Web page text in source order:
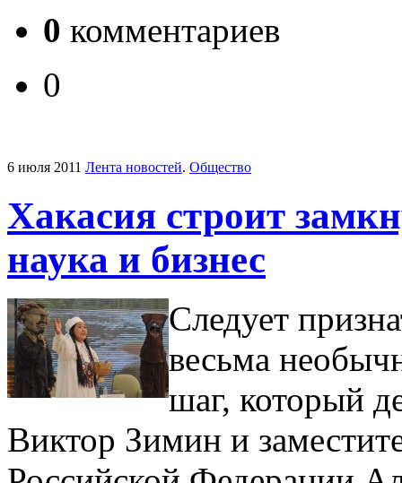
0 комментариев
0
6 июля 2011 Лента новостей. Общество
Хакасия строит
наука и бизнес
Следует
весьма
шаг, который
Виктор Зимин и